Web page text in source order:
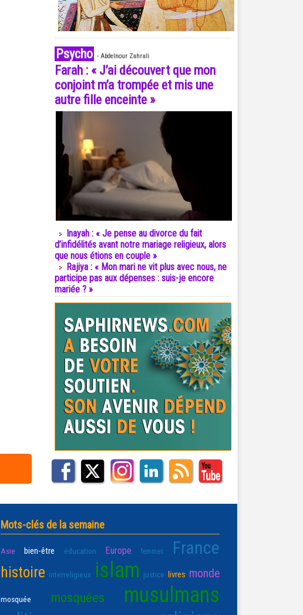
Psycho - Abdelnour Zahrali
Farah : « J’ai découvert que mon
conjoint m’a trompée et mis une
autre fille enceinte »
Inayah : « Je pense au divorce du fait
d’infidélités avant notre mariage religieux, alors
que nous étions en couple »
Rajiya : « Mon mari ne vit plus avec nous, ne
participe pas aux dépenses : suis-je encore
mariée ? »
Mots-clés de la semaine
Asie bien-être éducation Europe femmes France
histoire interreligieux islam justice livres monde
mosquée mosquées musulmans